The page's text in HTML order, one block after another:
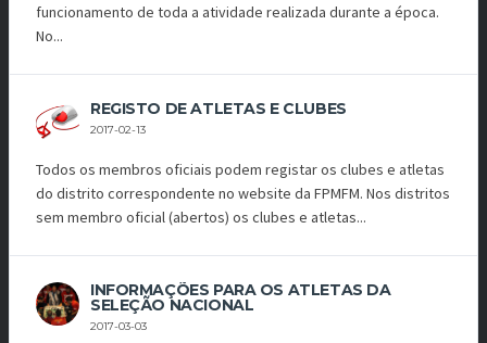
funcionamento de toda a atividade realizada durante a época.
No...
REGISTO DE ATLETAS E CLUBES
2017-02-13
Todos os membros oficiais podem registar os clubes e atletas
do distrito correspondente no website da FPMFM. Nos distritos
sem membro oficial (abertos) os clubes e atletas...
INFORMAÇÕES PARA OS ATLETAS DA
SELEÇÃO NACIONAL
2017-03-03